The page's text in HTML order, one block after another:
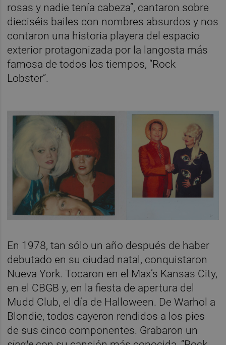
rosas y nadie tenía cabeza”, cantaron sobre
dieciséis bailes con nombres absurdos y nos
contaron una historia playera del espacio
exterior protagonizada por la langosta más
famosa de todos los tiempos, “Rock
Lobster”.
En 1978, tan sólo un año después de haber
debutado en su ciudad natal, conquistaron
Nueva York. Tocaron en el Max’s Kansas City,
en el CBGB y, en la fiesta de apertura del
Mudd Club, el día de Halloween. De Warhol a
Blondie, todos cayeron rendidos a los pies
de sus cinco componentes. Grabaron un